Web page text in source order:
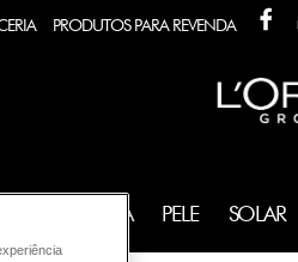
PRODUTOS PARA REVENDA
FRAGRÂNCIA PELE SOLAR